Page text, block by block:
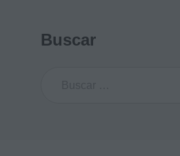
Buscar